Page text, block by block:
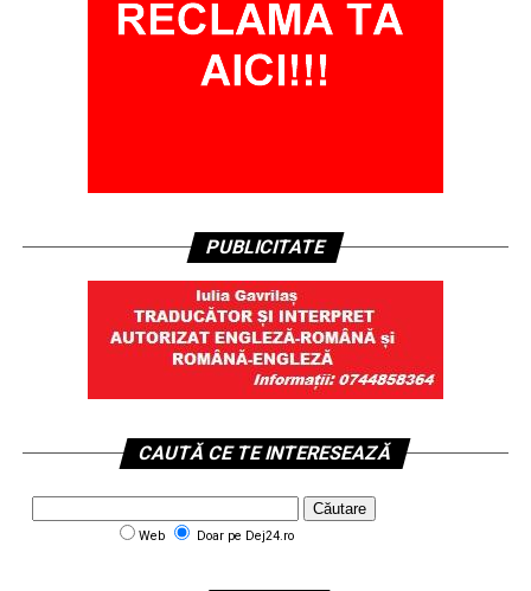
PUBLICITATE
CAUTĂ CE TE INTERESEAZĂ
Web Doar pe Dej24.ro